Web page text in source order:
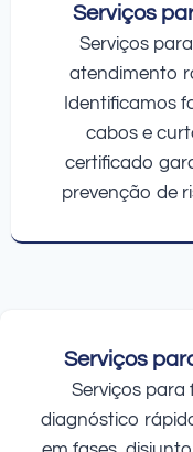
Serviços
Serviços
atendimento
Identificamos
cabos e
certificado
prevenção de
Serviços
Serviços para
diagnóstico